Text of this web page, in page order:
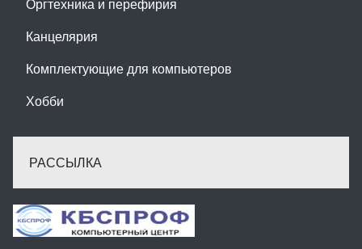
Канцелярия
Комплектующие для компьютеров
Хобби
РАССЫЛКА